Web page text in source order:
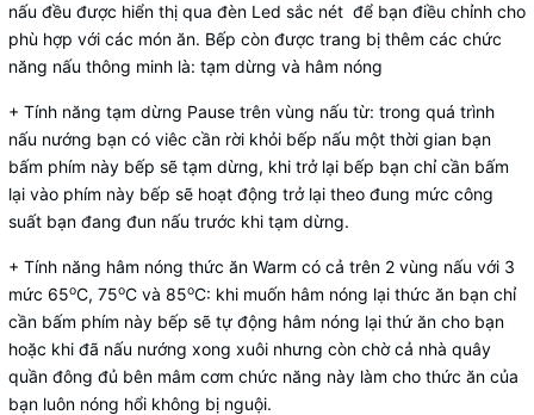
nấu đều được hiển thị qua đèn Led sắc nét để bạn điều chỉnh cho
phù hợp với các món ăn. Bếp còn được trang bị thêm các chức
năng nấu thông minh là: tạm dừng và hâm nóng
+ Tính năng tạm dừng Pause trên vùng nấu từ: trong quá trình
nấu nướng bạn có viêc cần rời khỏi bếp nấu một thời gian bạn
bấm phím này bếp sẽ tạm dừng, khi trở lại bếp bạn chỉ cần bấm
lại vào phím này bếp sẽ hoạt động trở lại theo đung mức công
suất bạn đang đun nấu trước khi tạm dừng.
+ Tính năng hâm nóng thức ăn Warm có cả trên 2 vùng nấu với 3
mức 65oC, 75oC và 85oC: khi muốn hâm nóng lại thức ăn bạn chỉ
cần bấm phím này bếp sẽ tự động hâm nóng lại thứ ăn cho bạn
hoặc khi đã nấu nướng xong xuôi nhưng còn chờ cả nhà quây
quần đông đủ bên mâm cơm chức năng này làm cho thức ăn của
bạn luôn nóng hổi không bị nguội.